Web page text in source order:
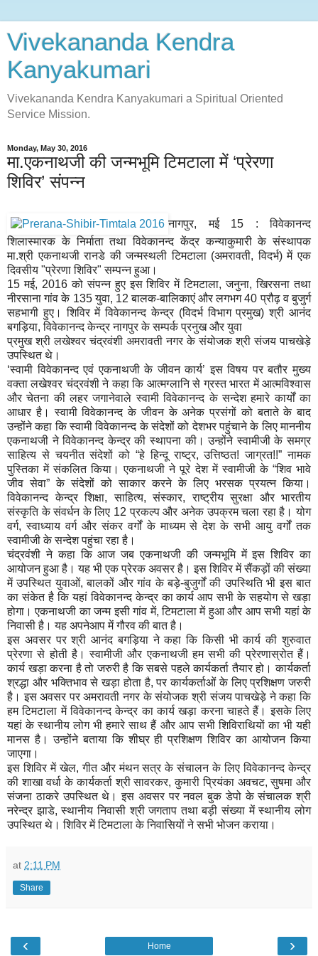
Vivekananda Kendra
Kanyakumari
Vivekananda Kendra Kanyakumari a Spiritual Oriented
Service Mission.
Monday, May 30, 2016
मा.एकनाथजी की जन्मभूमि टिमटाला में ‘प्रेरणा
शिविर’ संपन्न
नागपुर, मई 15 : विवेकानन्द
शिलास्मारक के निर्माता तथा विवेकानन्द केंद्र कन्याकुमारी के संस्थापक
मा.श्री एकनाथजी रानडे की जन्मस्थली टिमटाला (अमरावती, विदर्भ) में एक
दिवसीय "प्रेरणा शिविर" सम्पन्न हुआ।
15 मई, 2016 को संपन्न हुए इस शिविर में टिमटाला, जनुना, खिरसना तथा
नीरसाना गांव के 135 युवा, 12 बालक-बालिकाएं और लगभग 40 प्रौढ़ व बुजुर्ग
सहभागी हुए। शिविर में विवेकानन्द केन्द्र (विदर्भ विभाग प्रमुख) श्री आनंद
बगड़िया, विवेकानन्द केन्द्र नागपुर के सम्पर्क प्रनुख और युवा
प्रमुख श्री लखेश्वर चंद्रवंशी अमरावती नगर के संयोजक श्री संजय पाचखेड़े
उपस्थित थे।
‘स्वामी विवेकानन्द एवं एकनाथजी के जीवन कार्य’ इस विषय पर बतौर मुख्य
वक्ता लखेश्वर चंद्रवंशी ने कहा कि आत्मग्लानि से ग्रस्त भारत में आत्मविश्वास
और चेतना की लहर जगानेवाले स्वामी विवेकानन्द के सन्देश हमारे कार्यों का
आधार है। स्वामी विवेकानन्द के जीवन के अनेक प्रसंगों को बताते के बाद
उन्होंने कहा कि स्वामी विवेकानन्द के संदेशों को देशभर पहुंचाने के लिए माननीय
एकनाथजी ने विवेकानन्द केन्द्र की स्थापना की। उन्होंने स्वामीजी के समग्र
साहित्य से चयनीत संदेशों को “हे हिन्दू राष्ट्र, उत्तिष्ठत! जाग्रत!!” नामक
पुस्तिका में संकलित किया। एकनाथजी ने पूरे देश में स्वामीजी के “शिव भावे
जीव सेवा” के संदेशों को साकार करने के लिए भरसक प्रयत्न किया।
विवेकानन्द केन्द्र शिक्षा, साहित्य, संस्कार, राष्ट्रीय सुरक्षा और भारतीय
संस्कृति के संवर्धन के लिए 12 प्रकल्प और अनेक उपक्रम चला रहा है। योग
वर्ग, स्वाध्याय वर्ग और संकर वर्गों के माध्यम से देश के सभी आयु वर्गों तक
स्वामीजी के सन्देश पहुंचा रहा है।
चंद्रवंशी ने कहा कि आज जब एकनाथजी की जन्मभूमि में इस शिविर का
आयोजन हुआ है। यह भी एक प्रेरक अवसर है। इस शिविर में सैंकड़ों की संख्या
में उपस्थित युवाओं, बालकों और गांव के बड़े-बुजुर्गों की उपस्थिति भी इस बात
का संकेत है कि यहां विवेकानन्द केन्द्र का कार्य आप सभी के सहयोग से खड़ा
होगा। एकनाथजी का जन्म इसी गांव में, टिमटाला में हुआ और आप सभी यहां के
निवासी है। यह अपनेआप में गौरव की बात है।
इस अवसर पर श्री आनंद बगड़िया ने कहा कि किसी भी कार्य की शुरुवात
प्रेरणा से होती है। स्वामीजी और एकनाथजी हम सभी की प्रेरणास्रोत हैं।
कार्य खड़ा करना है तो जरुरी है कि सबसे पहले कार्यकर्ता तैयार हो। कार्यकर्ता
श्रद्धा और भक्तिभाव से खड़ा होता है, पर कार्यकर्ताओं के लिए प्रशिक्षण जरुरी
है। इस अवसर पर अमरावती नगर के संयोजक श्री संजय पाचखेड़े ने कहा कि
हम टिमटाला में विवेकानन्द केन्द्र का कार्य खड़ा करना चाहते हैं। इसके लिए
यहां के स्थानीय लोग भी हमारे साथ हैं और आप सभी शिविराथियों का भी यही
मानस है। उन्होंने बताया कि शीघ्र ही प्रशिक्षण शिविर का आयोजन किया
जाएगा।
इस शिविर में खेल, गीत और मंथन सत्र के संचालन के लिए विवेकानन्द केन्द्र
की शाखा वर्धा के कार्यकर्ता श्री सावरकर, कुमारी प्रियंका अवचट, सुषमा और
संजना ठाकरे उपस्थित थे। इस अवसर पर नवल बुक डेपो के संचालक श्री
नरेन्द्र झाडे, स्थानीय निवासी श्री जगताप तथा बड़ी संख्या में स्थानीय लोग
उपस्थित थे। शिविर में टिमटाला के निवासियों ने सभी भोजन कराया।
at 2:11 PM
Share
‹ ›
Home